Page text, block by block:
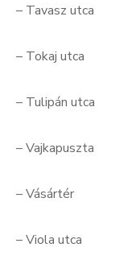
– Tavasz utca
– Tokaj utca
– Tulipán utca
– Vajkapuszta
– Vásártér
– Viola utca